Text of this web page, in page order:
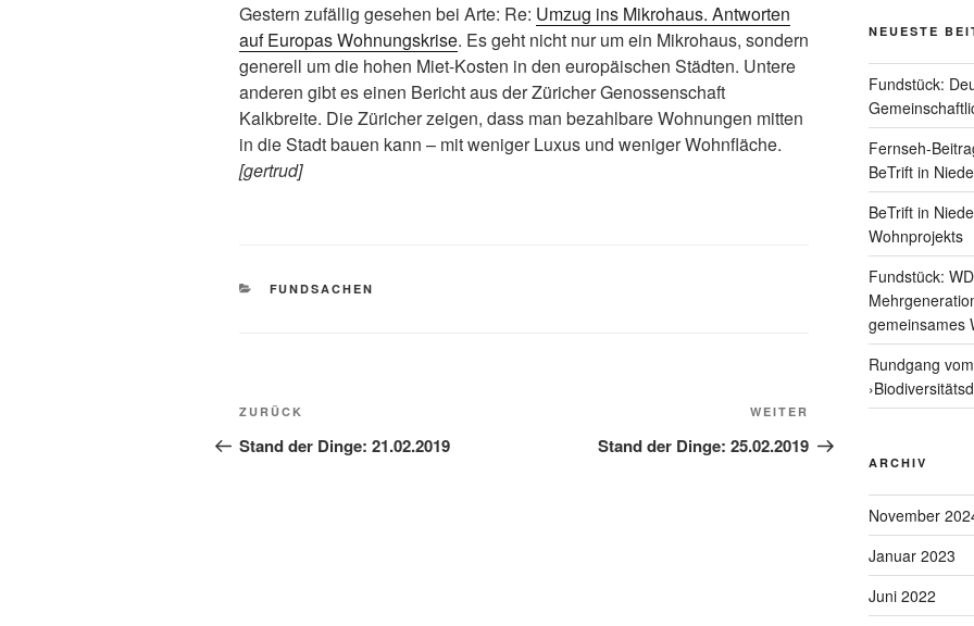
Gestern zufällig gesehen bei Arte: Re: Umzug ins Mikrohaus. Antworten
auf Europas Wohnungskrise. Es geht nicht nur um ein Mikrohaus, sondern
generell um die hohen Miet-Kosten in den europäischen Städten. Untere
anderen gibt es einen Bericht aus der Züricher Genossenschaft
Kalkbreite. Die Züricher zeigen, dass man bezahlbare Wohnungen mitten
in die Stadt bauen kann – mit weniger Luxus und weniger Wohnfläche.
[gertrud]
KATEGORIEN
FUNDSACHEN
Beitragsnavigation
Vorheriger
Beitrag
ZURÜCK
Stand der Dinge: 21.02.2019
Nächster
Beitrag
WEITER
Stand der Dinge: 25.02.2019
NEUESTE
Fundstück:
Fernseh-
BeTrift in
BeTrift in
Wohnprojekts
Fundstück:
gemeinsames
Rundgang
ARCHIV
November
Januar 2023
Juni 2022